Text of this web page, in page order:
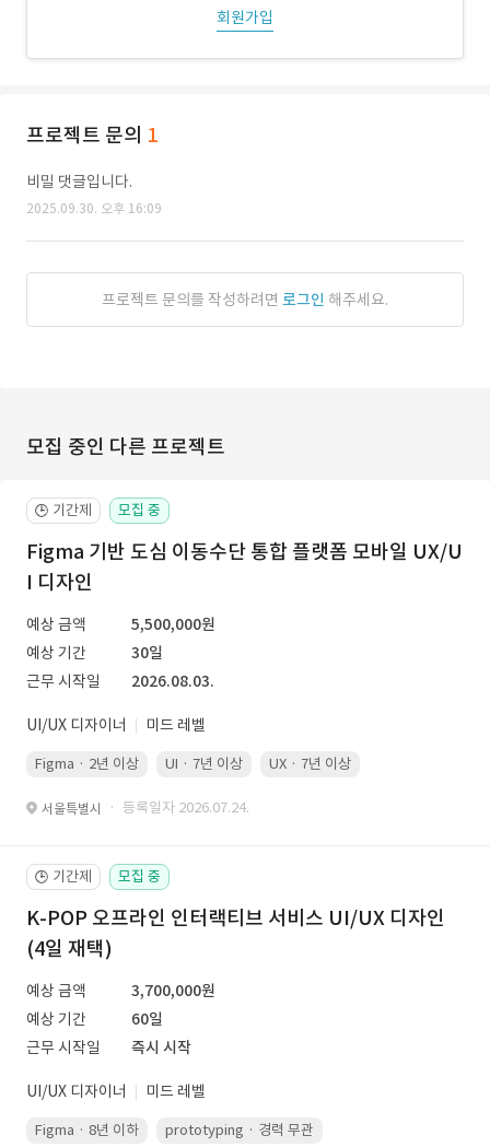
회원가입
프로젝트 문의 1
비밀 댓글입니다.
2025.09.30. 오후 16:09
프로젝트 문의를 작성하려면 로그인 해주세요.
모집 중인 다른 프로젝트
🕒 기간제 모집 중
Figma 기반 도심 이동수단 통합 플랫폼 모바일 UX/U
I 디자인
예상 금액
5,500,000원
예상 기간
30일
근무 시작일
2026.08.03.
UI/UX 디자이너 미드 레벨
Figma · 2년 이상 UI · 7년 이상 UX · 7년 이상
서울특별시 · 등록일자 2026.07.24.
🕒 기간제 모집 중
K-POP 오프라인 인터랙티브 서비스 UI/UX 디자인
(4일 재택)
예상 금액
3,700,000원
예상 기간
60일
근무 시작일
즉시 시작
UI/UX 디자이너 미드 레벨
Figma · 8년 이하 prototyping · 경력 무관